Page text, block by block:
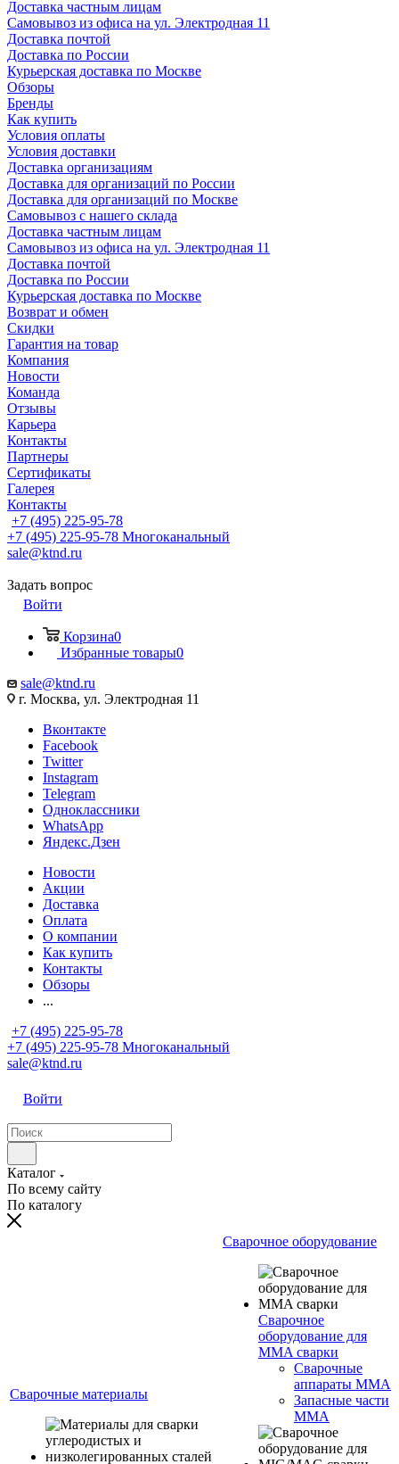
Доставка частным лицам
Самовывоз из офиса на ул. Электродная 11
Доставка почтой
Доставка по России
Курьерская доставка по Москве
Обзоры
Бренды
Как купить
Условия оплаты
Условия доставки
Доставка организациям
Доставка для организаций по России
Доставка для организаций по Москве
Самовывоз с нашего склада
Доставка частным лицам
Самовывоз из офиса на ул. Электродная 11
Доставка почтой
Доставка по России
Курьерская доставка по Москве
Возврат и обмен
Скидки
Гарантия на товар
Компания
Новости
Команда
Отзывы
Карьера
Контакты
Партнеры
Сертификаты
Галерея
Контакты
+7 (495) 225-95-78
+7 (495) 225-95-78 Многоканальный
sale@ktnd.ru
Задать вопрос
Войти
Корзина0
Избранные товары0
sale@ktnd.ru
г. Москва, ул. Электродная 11
Вконтакте
Facebook
Twitter
Instagram
Telegram
Одноклассники
WhatsApp
Яндекс.Дзен
Новости
Акции
Доставка
Оплата
О компании
Как купить
Контакты
Обзоры
...
+7 (495) 225-95-78
+7 (495) 225-95-78 Многоканальный
sale@ktnd.ru
Войти
Каталог
По всему сайту
По каталогу
Сварочные материалы
Сварочное оборудование
Сварочное
оборудование для
MMA сварки
Сварочные
аппараты MMA
Запасные части
MMA